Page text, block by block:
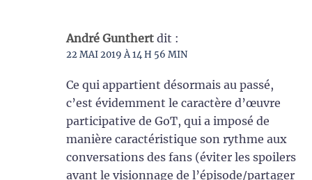
André Gunthert dit :
22 MAI 2019 À 14 H 56 MIN
Ce qui appartient désormais au passé,
c’est évidemment le caractère d’œuvre
participative de GoT, qui a imposé de
manière caractéristique son rythme aux
conversations des fans (éviter les spoilers
avant le visionnage de l’épisode/partager